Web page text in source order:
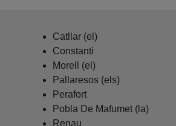
Catllar (el)
Constanti
Morell (el)
Pallaresos (els)
Perafort
Pobla De Mafumet (la)
Renau